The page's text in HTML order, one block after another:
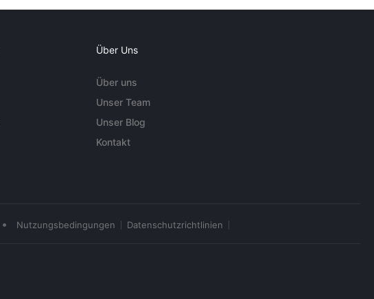
Über Uns
Über uns
Unser Team
Unser Blog
Kontakt
• Nutzungsbedingungen Datenschutzrichtlinien